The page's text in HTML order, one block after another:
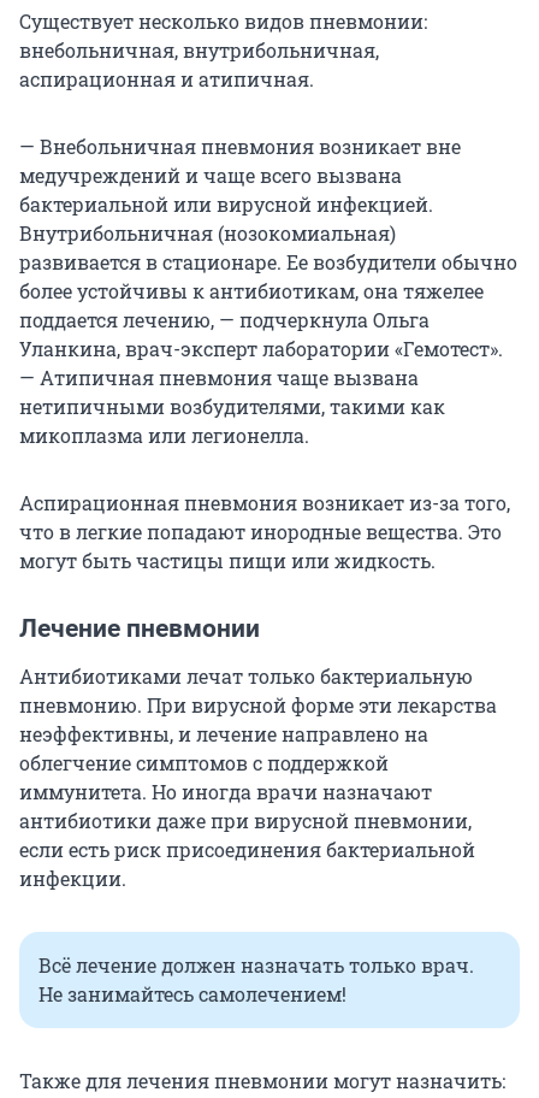
Существует несколько видов пневмонии:
внебольничная, внутрибольничная,
аспирационная и атипичная.
— Внебольничная пневмония возникает вне
медучреждений и чаще всего вызвана
бактериальной или вирусной инфекцией.
Внутрибольничная (нозокомиальная)
развивается в стационаре. Ее возбудители обычно
более устойчивы к антибиотикам, она тяжелее
поддается лечению, — подчеркнула Ольга
Уланкина, врач-эксперт лаборатории «Гемотест».
— Атипичная пневмония чаще вызвана
нетипичными возбудителями, такими как
микоплазма или легионелла.
Аспирационная пневмония возникает из-за того,
что в легкие попадают инородные вещества. Это
могут быть частицы пищи или жидкость.
Лечение пневмонии
Антибиотиками лечат только бактериальную
пневмонию. При вирусной форме эти лекарства
неэффективны, и лечение направлено на
облегчение симптомов с поддержкой
иммунитета. Но иногда врачи назначают
антибиотики даже при вирусной пневмонии,
если есть риск присоединения бактериальной
инфекции.
Всё лечение должен назначать только врач.
Не занимайтесь самолечением!
Также для лечения пневмонии могут назначить: